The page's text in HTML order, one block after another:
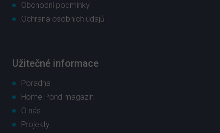
Obchodní podmínky
Ochrana osobních údajů
Užitečné informace
Poradna
Home Pond magazín
O nás
Projekty